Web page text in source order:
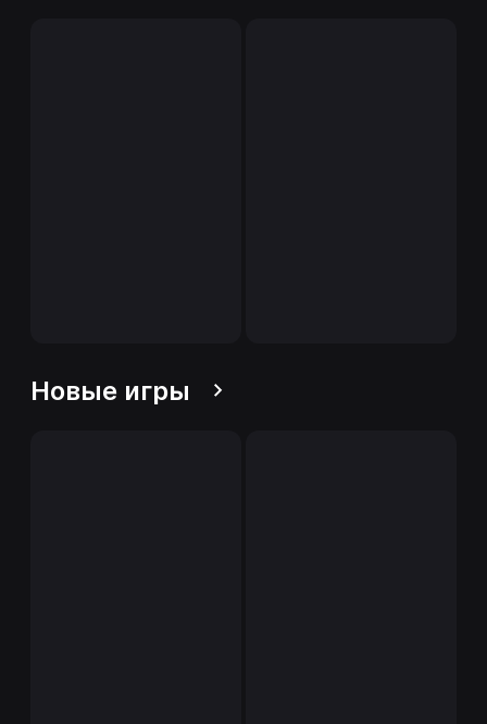
Новые игры